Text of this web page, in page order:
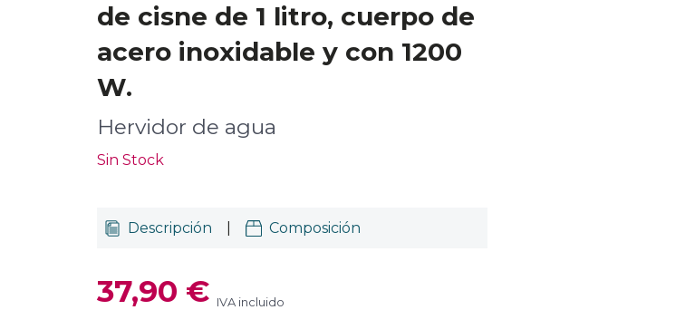
de cisne de 1 litro, cuerpo de
acero inoxidable y con 1200
W.
Hervidor de agua
Sin Stock
Descripción Composición
37,90 € IVA incluido